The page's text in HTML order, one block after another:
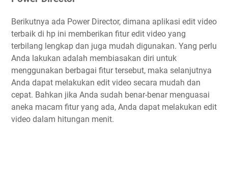
Berikutnya ada Power Director, dimana aplikasi edit video
terbaik di hp ini memberikan fitur edit video yang
terbilang lengkap dan juga mudah digunakan. Yang perlu
Anda lakukan adalah membiasakan diri untuk
menggunakan berbagai fitur tersebut, maka selanjutnya
Anda dapat melakukan edit video secara mudah dan
cepat. Bahkan jika Anda sudah benar-benar menguasai
aneka macam fitur yang ada, Anda dapat melakukan edit
video dalam hitungan menit.